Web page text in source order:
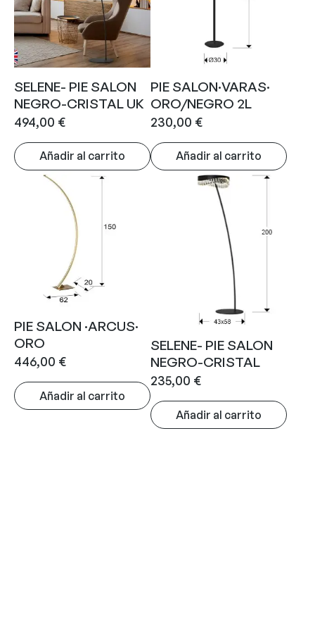
SELENE- PIE SALON
NEGRO-CRISTAL UK
494,00 €
Añadir al carrito
PIE SALON·VARAS·
ORO/NEGRO 2L
230,00 €
Añadir al carrito
PIE SALON ·ARCUS·
ORO
446,00 €
Añadir al carrito
SELENE- PIE SALON
NEGRO-CRISTAL
235,00 €
Añadir al carrito